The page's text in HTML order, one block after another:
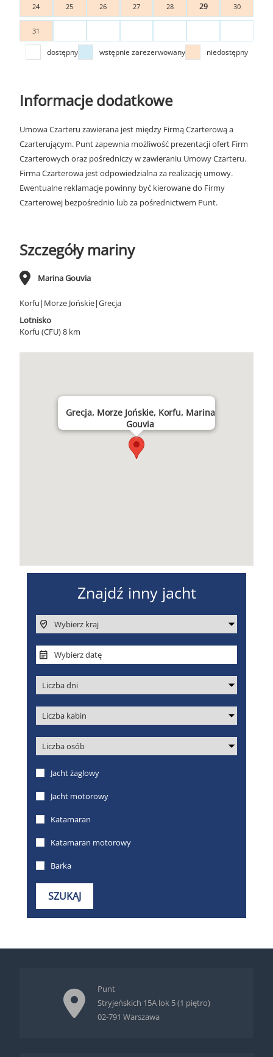
24 25 26 27 28 29 30
31
dostępny wstępnie zarezerwowany niedostępny
Informacje dodatkowe
Umowa Czarteru zawierana jest między Firmą Czarterową a
Czarterującym. Punt zapewnia możliwość prezentacji ofert Firm
Czarterowych oraz pośredniczy w zawieraniu Umowy Czarteru.
Firma Czarterowa jest odpowiedzialna za realizację umowy.
Ewentualne reklamacje powinny być kierowane do Firmy
Czarterowej bezpośrednio lub za pośrednictwem Punt.
Szczegóły mariny
Marina Gouvia
Korfu|Morze Jońskie|Grecja
Lotnisko
Korfu (CFU) 8 km
Grecja, Morze Jońskie, Korfu, Marina
Gouvia
Punt
Stryjeńskich 15A lok 5 (1 piętro)
02-791 Warszawa